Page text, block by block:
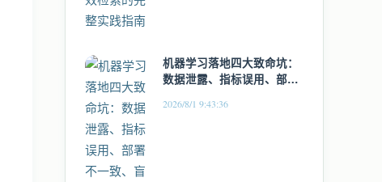
机器学习落地四大致命坑：
数据泄露、指标误用、部署
2026/8/1 9:43:36